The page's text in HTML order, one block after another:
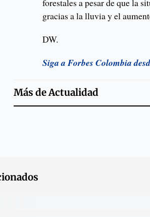
forestales a pesar de que la
gracias a la lluvia y el
DW.
Siga a Forbes Colombia
Más deActualidad